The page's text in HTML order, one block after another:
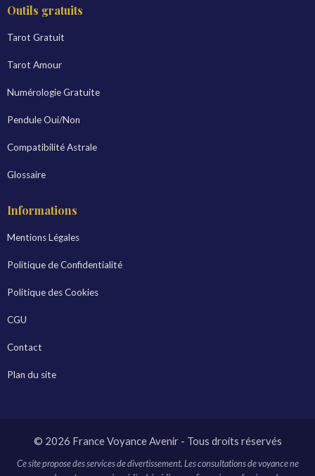
Outils gratuits
Tarot Gratuit
Tarot Amour
Numérologie Gratuite
Pendule Oui/Non
Compatibilité Astrale
Glossaire
Informations
Mentions Légales
Politique de Confidentialité
Politique des Cookies
CGU
Contact
Plan du site
© 2026 France Voyance Avenir - Tous droits réservés
Ce site propose des services de divertissement. Les consultations de voyance ne